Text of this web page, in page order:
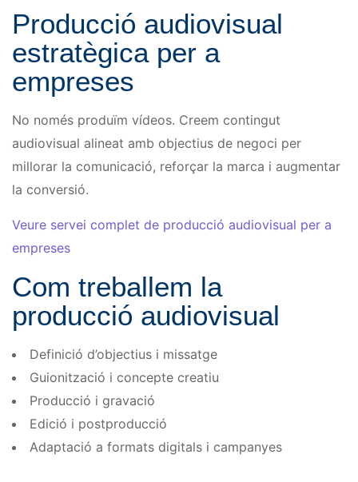
Producció audiovisual
estratègica per a
empreses
No només produïm vídeos. Creem contingut
audiovisual alineat amb objectius de negoci per
millorar la comunicació, reforçar la marca i augmentar
la conversió.
Veure servei complet de producció audiovisual per a
empreses
Com treballem la
producció audiovisual
Definició d’objectius i missatge
Guionització i concepte creatiu
Producció i gravació
Edició i postproducció
Adaptació a formats digitals i campanyes